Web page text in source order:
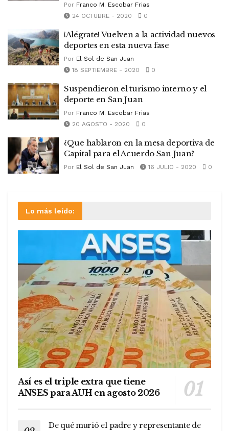
Por Franco M. Escobar Frias
24 OCTUBRE - 2020
0
¡Alégrate! Vuelven a la actividad nuevos
deportes en esta nueva fase
Por El Sol de San Juan
18 SEPTIEMBRE - 2020
0
Suspendieron el turismo interno y el
deporte en San Juan
Por Franco M. Escobar Frias
20 AGOSTO - 2020
0
¿Que hablaron en la mesa deportiva de
Capital para el Acuerdo San Juan?
Por El Sol de San Juan 16 JULIO - 2020 0
Lo más leído:
Así es el triple extra que tiene
ANSES para AUH en agosto 2026
De qué murió el padre y representante de